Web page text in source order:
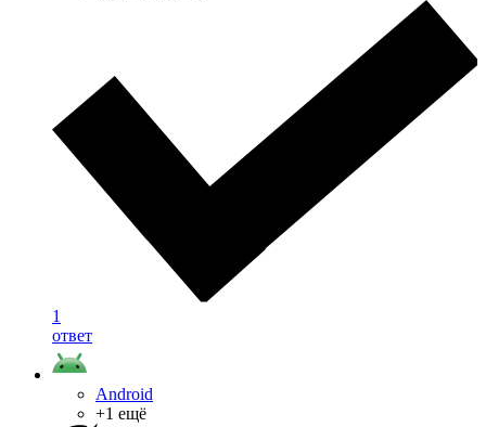
1
ответ
Android
+1 ещё